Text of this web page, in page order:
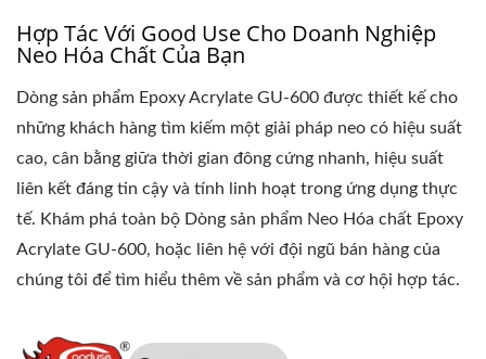
Hợp Tác Với Good Use Cho Doanh Nghiệp
Neo Hóa Chất Của Bạn
Dòng sản phẩm Epoxy Acrylate GU-600 được thiết kế cho
những khách hàng tìm kiếm một giải pháp neo có hiệu suất
cao, cân bằng giữa thời gian đông cứng nhanh, hiệu suất
liên kết đáng tin cậy và tính linh hoạt trong ứng dụng thực
tế. Khám phá toàn bộ Dòng sản phẩm Neo Hóa chất Epoxy
Acrylate GU-600, hoặc liên hệ với đội ngũ bán hàng của
chúng tôi để tìm hiểu thêm về sản phẩm và cơ hội hợp tác.